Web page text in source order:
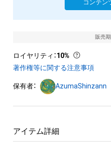
コンテン
販売
ロイヤリティ ：10%
著作権等に関する注意事項
保有者： AzumaShinzann
アイテム詳細